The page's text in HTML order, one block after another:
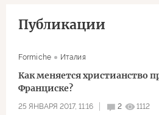
Публикации
Formiche Италия
Как меняется христианство
Франциске?
25 ЯНВАРЯ 2017, 11:16 2 1112